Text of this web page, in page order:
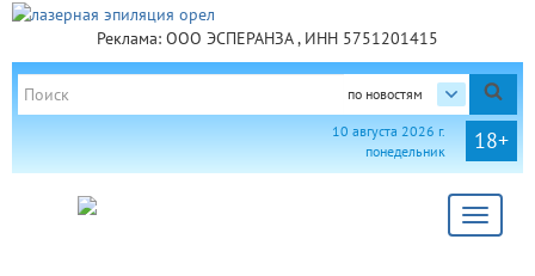
Реклама: ООО ЭСПЕРАНЗА , ИНН 5751201415
по новостям
18+
10 августа 2026 г.
понедельник
Toggle